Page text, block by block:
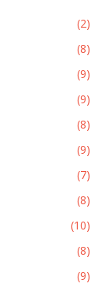
(2)
(8)
(9)
(9)
(8)
(9)
(7)
(8)
(10)
(8)
(9)